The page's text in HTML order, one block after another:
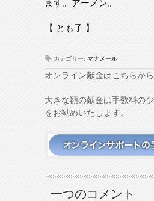
【 とも子 】
カテゴリー: マナメール
オンライン献金はこちらから
大きな額の献金は手数料の
をお勧めいたします。
一つのコメント